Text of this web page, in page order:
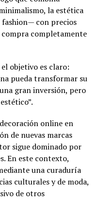
la estética
con precios
compra completamente
objetivo es claro:
pueda transformar su
gran inversión, pero
online en
de nuevas marcas
sigue dominado por
En este contexto,
una curaduría
culturales y de moda,
de otros